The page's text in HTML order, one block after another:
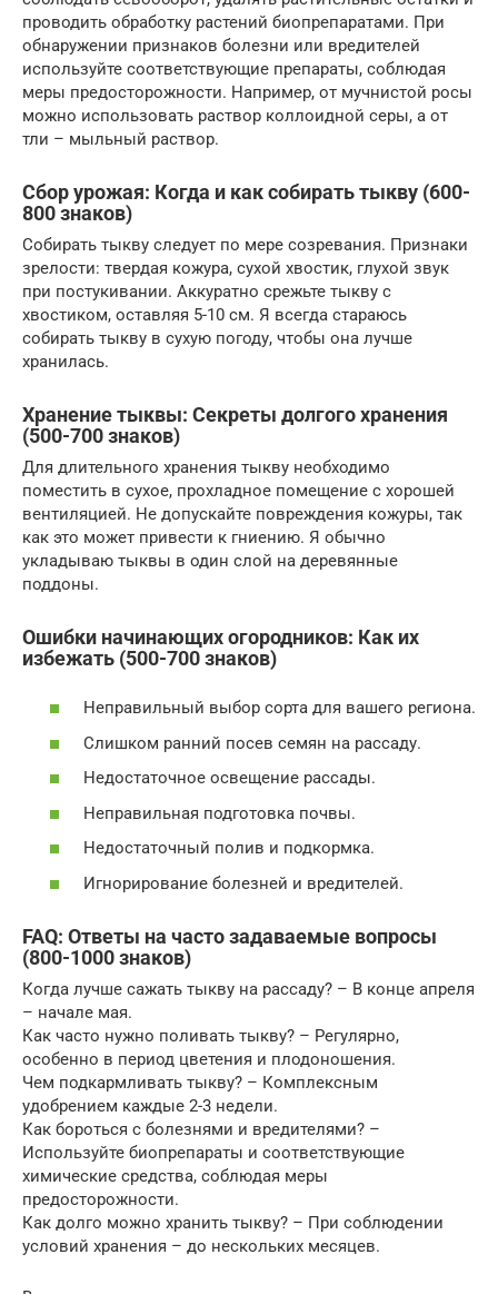
проводить обработку растений биопрепаратами. При
обнаружении признаков болезни или вредителей
используйте соответствующие препараты, соблюдая
меры предосторожности. Например, от мучнистой росы
можно использовать раствор коллоидной серы, а от
тли – мыльный раствор.
Сбор урожая: Когда и как собирать тыкву (600-
800 знаков)
Собирать тыкву следует по мере созревания. Признаки
зрелости: твердая кожура, сухой хвостик, глухой звук
при постукивании. Аккуратно срежьте тыкву с
хвостиком, оставляя 5-10 см. Я всегда стараюсь
собирать тыкву в сухую погоду, чтобы она лучше
хранилась.
Хранение тыквы: Секреты долгого хранения
(500-700 знаков)
Для длительного хранения тыкву необходимо
поместить в сухое, прохладное помещение с хорошей
вентиляцией. Не допускайте повреждения кожуры, так
как это может привести к гниению. Я обычно
укладываю тыквы в один слой на деревянные
поддоны.
Ошибки начинающих огородников: Как их
избежать (500-700 знаков)
Неправильный выбор сорта для вашего региона.
Слишком ранний посев семян на рассаду.
Недостаточное освещение рассады.
Неправильная подготовка почвы.
Недостаточный полив и подкормка.
Игнорирование болезней и вредителей.
FAQ: Ответы на часто задаваемые вопросы
(800-1000 знаков)
Когда лучше сажать тыкву на рассаду? – В конце апреля
– начале мая.
Как часто нужно поливать тыкву? – Регулярно,
особенно в период цветения и плодоношения.
Чем подкармливать тыкву? – Комплексным
удобрением каждые 2-3 недели.
Как бороться с болезнями и вредителями? –
Используйте биопрепараты и соответствующие
химические средства, соблюдая меры
предосторожности.
Как долго можно хранить тыкву? – При соблюдении
условий хранения – до нескольких месяцев.